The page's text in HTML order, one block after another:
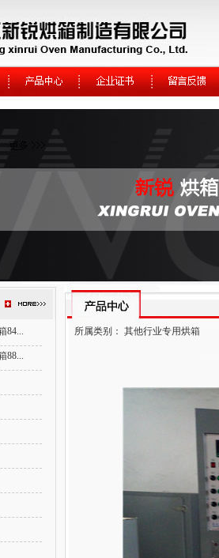
84...
88...
所属类别： 其他行业专用烘箱